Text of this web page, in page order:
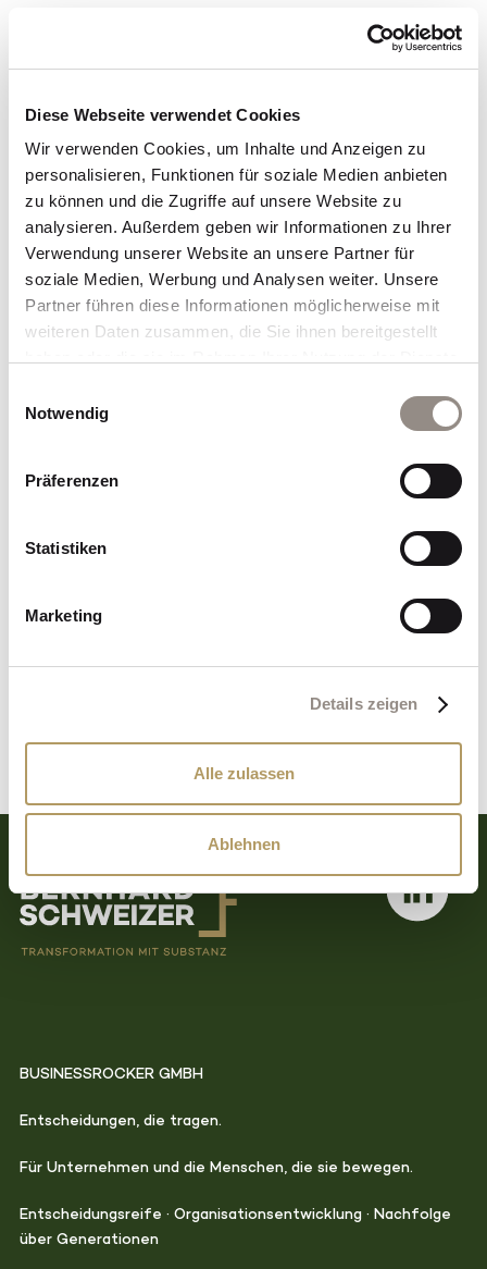
Diese Webseite verwendet Cookies
Wir verwenden Cookies, um Inhalte und Anzeigen zu
personalisieren, Funktionen für soziale Medien anbieten
zu können und die Zugriffe auf unsere Website zu
analysieren. Außerdem geben wir Informationen zu Ihrer
Verwendung unserer Website an unsere Partner für
soziale Medien, Werbung und Analysen weiter. Unsere
Partner führen diese Informationen möglicherweise mit
weiteren Daten zusammen, die Sie ihnen bereitgestellt
Notwendig
Präferenzen
Statistiken
Marketing
Details zeigen
Alle zulassen
Ablehnen
Pressebericht, Originalerscheinung: 2015
Über Bernhard Schweizer und seine 25
Jahre Erfahrung
Meine
Leistungsbereiche
Vertiefte Gedanken zu Wandel, Führung und
finden Sie ebenfalls
MEHR ERFAHREN
BUSINESSROCKER GMBH
Entscheidungen, die tragen.
Für Unternehmen und die Menschen, die sie bewegen.
Entscheidungsreife · Organisationsentwicklung · Nachfolge
über Generationen